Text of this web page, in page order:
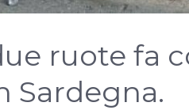
ruote fa
Sardegna.